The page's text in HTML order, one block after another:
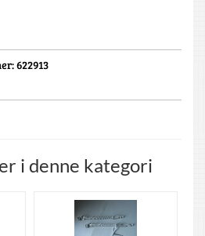
: 622913
i denne kategori